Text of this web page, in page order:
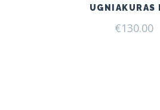
UGNIAKURAS
€130.00